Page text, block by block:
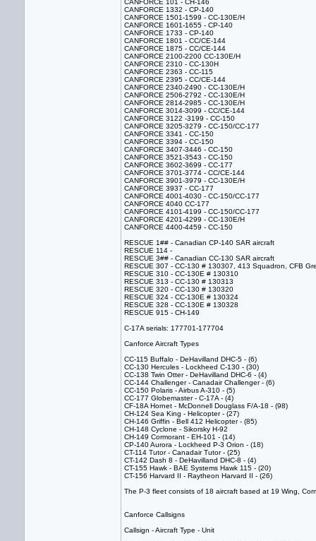
CANFORCE 101 - CH-146
CANFORCE 1332 - CP-140
CANFORCE 1501-1599 - CC-130E/H
CANFORCE 1601-1655 - CP-140
CANFORCE 1733 - CP-140
CANFORCE 1801 - CC/CE-144
CANFORCE 1875 - CC/CE-144
CANFORCE 2100-2200 CC-130E/H
CANFORCE 2310 - CC-130H
CANFORCE 2363 - CC-115
CANFORCE 2395 - CC/CE-144
CANFORCE 2340-2490 - CC-130E/H
CANFORCE 2506-2792 - CC-130E/H
CANFORCE 2814-2985 - CC-130E/H
CANFORCE 3014-3099 - CC/CE-144
CANFORCE 3122 -3199 - CC-150
CANFORCE 3205-3279 - CC-150/CC-177
CANFORCE 3341 - CC-150
CANFORCE 3394 - CC-150
CANFORCE 3407-3446 - CC-150
CANFORCE 3521-3543 - CC-150
CANFORCE 3602-3699 - CC-177
CANFORCE 3701-3774 - CC/CE-144
CANFORCE 3901-3979 - CC-130E/H
CANFORCE 3937 - CC-177
CANFORCE 4001-4030 - CC-150/CC-177
CANFORCE 4040 CC-177
CANFORCE 4101-4199 - CC-150/CC-177
CANFORCE 4201-4299 - CC-130E/H
CANFORCE 4400-4459 - CC-150
RESCUE 1## - Canadian CP-140 SAR aircraft
RESCUE 114 -
RESCUE 3## - Canadian CC-130 SAR aircraft
RESCUE 307 - CC-130 # 130307, 413 Squadron, CFB
RESCUE 310 - CC-130E # 130310
RESCUE 313 - CC-130 # 130313
RESCUE 320 - CC-130 # 130320
RESCUE 324 - CC-130E # 130324
RESCUE 328 - CC-130E # 130328
RESCUE 915 - CH-149
C-17A serials: 177701-177704
Canforce Aircraft Types
CC-115 Buffalo - DeHavilland DHC-5 - (6)
CC-130 Hercules - Lockheed C-130 - (30)
CC-138 Twin Otter - DeHavilland DHC-6 - (4)
CC-144 Challenger - Canadair Challenger - (6)
CC-150 Polaris - Airbus A-310 - (5)
CC-177 Globemaster - C-17A - (4)
CF-18A Hornet - McDonnell Douglass F/A-18 - (98)
CH-124 Sea King - Helicopter - (27)
CH-146 Griffin - Bell 412 Helicopter - (85)
CH-148 Cyclone - Sikorsky H-92
CH-149 Cormorant - EH-101 - (14)
CP-140 Aurora - Lockheed P-3 Orion - (18)
CT-114 Tutor - Canadair Tutor - (25)
CT-142 Dash 8 - DeHavilland DHC-8 - (4)
CT-155 Hawk - BAE Systems Hawk 115 - (20)
CT-156 Harvard II - Raytheon Harvard II - (26)
The P-3 fleet consists of 18 aircraft based at 19 Wing,
Canforce Callsigns
Callsign - Aircraft Type - Unit